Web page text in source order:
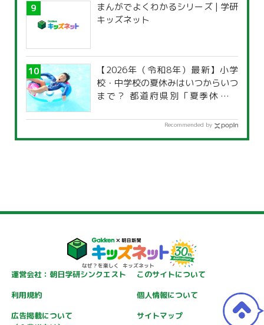
まんがでよくわかるシリーズ | 学研
キッズネット
【2026年（令和8年）最新】小学
校・中学校の夏休みはいつからいつ
まで？ 都道府県別「夏季休暇一
Recommended by
運営会社：朝日学研シンクエスト
このサイトについて
利用規約
個人情報について
広告掲載について
サイトマップ